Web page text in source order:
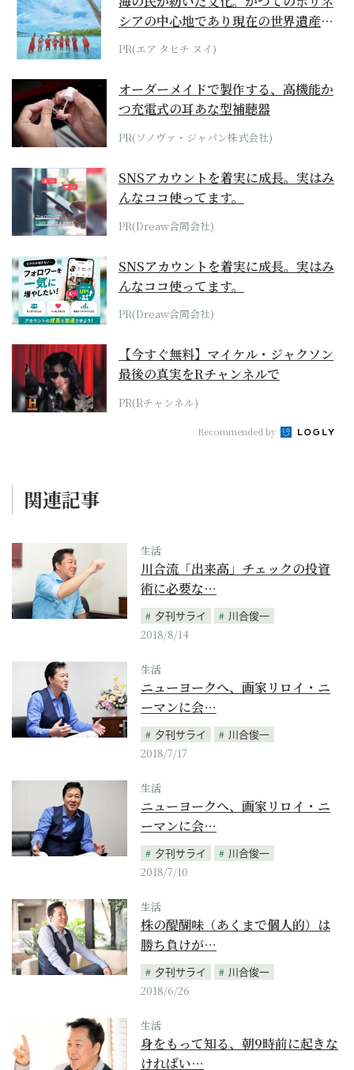
シアの中心地であり現在の世界遺産か
らみえてくる...
PR(エア タヒチ ヌイ)
オーダーメイドで製作する、高機能か
つ充電式の耳あな型補聴器
PR(ソノヴァ・ジャパン株式会社)
SNSアカウントを着実に成長。実はみ
んなココ使ってます。
PR(Dreaw合同会社)
SNSアカウントを着実に成長。実はみ
んなココ使ってます。
PR(Dreaw合同会社)
【今すぐ無料】マイケル・ジャクソン
最後の真実をRチャンネルで
PR(Rチャンネル)
Recommended by
関連記事
生活
川合流「出来高」チェックの投資
術に必要な…
夕刊サライ
川合俊一
2018/8/14
生活
ニューヨークへ、画家リロイ・ニ
ーマンに会…
夕刊サライ
川合俊一
2018/7/17
生活
ニューヨークへ、画家リロイ・ニ
ーマンに会…
夕刊サライ
川合俊一
2018/7/10
生活
株の醍醐味（あくまで個人的）は
勝ち負けが…
夕刊サライ
川合俊一
2018/6/26
生活
身をもって知る、朝9時前に起きな
ければい…